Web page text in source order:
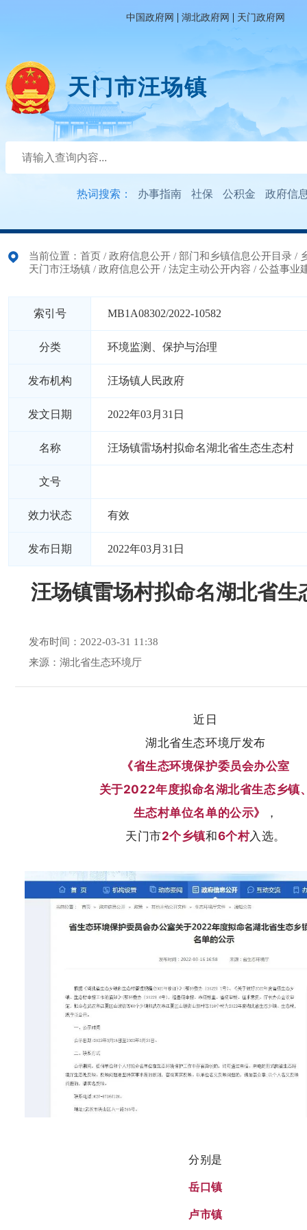
中国政府网 | 湖北政府网 | 天门政府网
天门市汪场镇
热词搜索： 办事指南 社保 公积金 政府信
当前位置： 首页 / 政府信息公开 / 部门和乡镇信息公开目录 /
天门市汪场镇 / 政府信息公开 / 法定主动公开内容 / 公益事业
索引号 MB1A08302/2022-10582
分类 环境监测、保护与治理
发布机构 汪场镇人民政府
发文日期 2022年03月31日
名称 汪场镇雷场村拟命名湖北省生态生态村
文号
效力状态 有效
发布日期 2022年03月31日
汪场镇雷场村拟命名湖北省生
发布时间：2022-03-31 11:38
来源：湖北省生态环境厅
近日
湖北省生态环境厅发布
《省生态环境保护委员会办公室
关于2022年度拟命名湖北省生态乡镇
生态村单位名单的公示》
，
天门市2个乡镇和6个村入选。
分别是
岳口镇
卢市镇